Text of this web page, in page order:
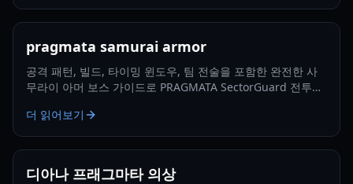
pragmata samurai armor
공격 패턴, 빌드, 타이밍 윈도우, 팀 전술을 포함한 완전한 사
무라이 아머 보스 가이드로 PRAGMATA SectorGuard 전투를
더 읽어보기
디아나 프래그마타 의상